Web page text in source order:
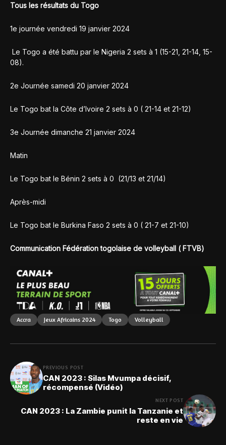
Tous les résultats du Togo
1e journée vendredi 19 janvier 2024
Le Togo a été battu par le Nigeria 2 sets à 1 (15-21, 21-14, 15-
08).
2e Journée samedi 20 janvier 2024
Le Togo bat la Côte d’Ivoire 2 sets à 0 ( 21-14 et 21-12)
3e Journée dimanche 21 janvier 2024
Matin
Le Togo bat le Bénin 2 sets à 0 (21/13 et 21/14)
Après-midi
Le Togo bat le Burkina Faso 2 sets à 0 ( 21-7 et 21-10)
Communication Fédération togolaise de volleyball ( FTVB)
Accra Jeux Africains 2024 Togo Volleyball
PREVIOUS POST
CAN 2023 : Silas Mvumpa décisif,
récompensé (Vidéo)
NEXT POST
CAN 2023 : La Zambie punit la Tanzanie et
reste en vie